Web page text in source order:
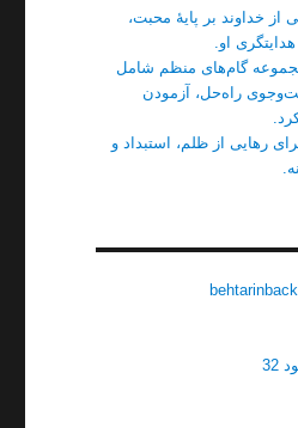
از خداوند بر پایهٔ محبت،
او.
گام‌های منظم شامل
راه‌حل، آزمودن
رهایی از ظلم، استبداد و